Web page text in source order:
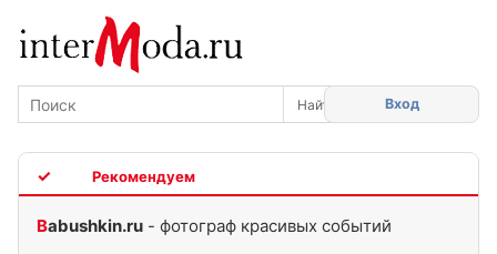
Вход
Babushkin.ru - фотограф красивых событий